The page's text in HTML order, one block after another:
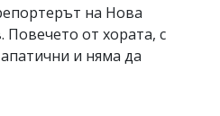
на Нова
от хората, с
и няма да